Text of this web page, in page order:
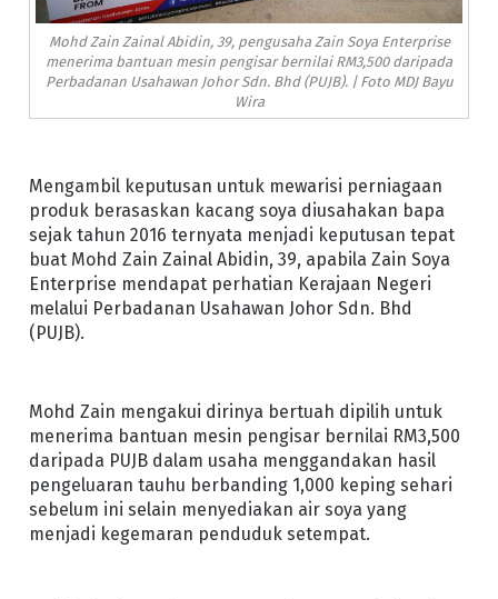
Mohd Zain Zainal Abidin, 39, pengusaha Zain Soya Enterprise
menerima bantuan mesin pengisar bernilai RM3,500 daripada
Perbadanan Usahawan Johor Sdn. Bhd (PUJB). | Foto MDJ Bayu
Wira
Mengambil keputusan untuk mewarisi perniagaan
produk berasaskan kacang soya diusahakan bapa
sejak tahun 2016 ternyata menjadi keputusan tepat
buat Mohd Zain Zainal Abidin, 39, apabila Zain Soya
Enterprise mendapat perhatian Kerajaan Negeri
melalui Perbadanan Usahawan Johor Sdn. Bhd
(PUJB).
Mohd Zain mengakui dirinya bertuah dipilih untuk
menerima bantuan mesin pengisar bernilai RM3,500
daripada PUJB dalam usaha menggandakan hasil
pengeluaran tauhu berbanding 1,000 keping sehari
sebelum ini selain menyediakan air soya yang
menjadi kegemaran penduduk setempat.